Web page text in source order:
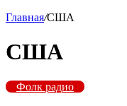
Главная/США
США
Фолк радио